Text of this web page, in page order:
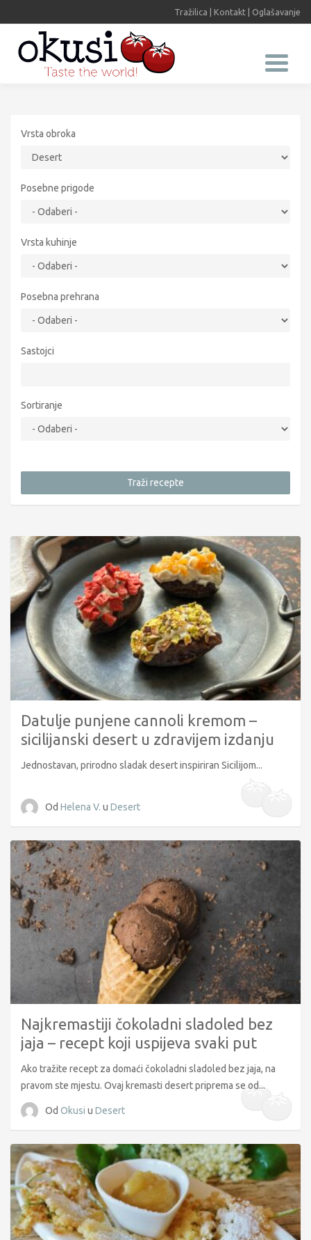
Tražilica Kontakt Oglašavanje
Vrsta obroka
Posebne prigode
Vrsta kuhinje
Posebna prehrana
Sastojci
Sortiranje
Traži recepte
Datulje punjene cannoli kremom –
sicilijanski desert u zdravijem izdanju
Jednostavan, prirodno sladak desert inspiriran Sicilijom...
Od Helena V. u Desert
Najkremastiji čokoladni sladoled bez
jaja – recept koji uspijeva svaki put
Ako tražite recept za domaći čokoladni sladoled bez jaja, na
pravom ste mjestu. Ovaj kremasti desert priprema se od...
Od Okusi u Desert